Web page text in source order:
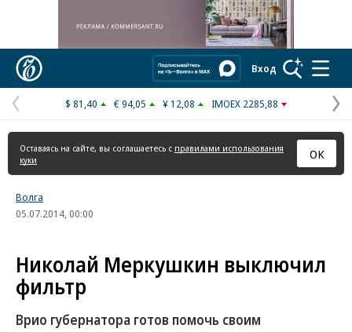
Вход
Предыдущая
страница
$ 81,40 € 94,05 ¥ 12,08 IMOEX 2285,88
Оставаясь на сайте, вы соглашаетесь с правилами использования
куки
ОК
Волга
05.07.2014, 00:00
Николай Меркушкин выключил
фильтр
Врио губернатора готов помочь своим